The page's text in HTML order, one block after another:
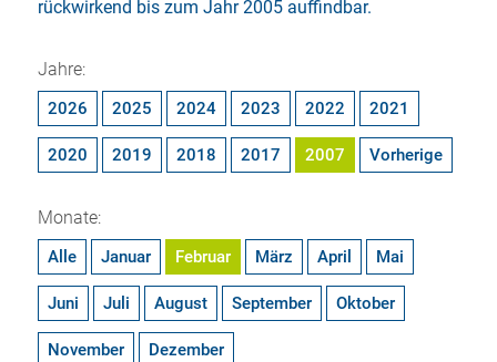
rückwirkend bis zum Jahr 2005 auffindbar.
Jahre:
2026 2025 2024 2023 2022 2021
2020 2019 2018 2017 2007 Vorherige
Monate:
Alle Januar Februar März April Mai
Juni Juli August September Oktober
November Dezember